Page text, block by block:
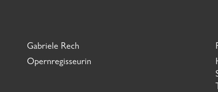
Gabriele Rech
Opernregisseurin